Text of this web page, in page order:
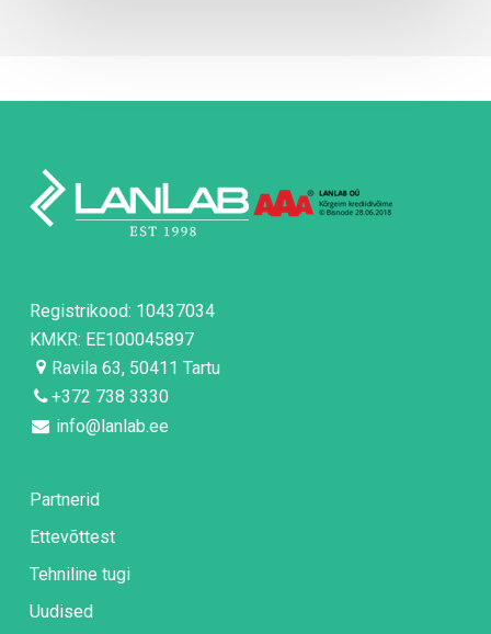
Registrikood: 10437034
KMKR: EE100045897
Ravila 63, 50411 Tartu
+372 738 3330
info@lanlab.ee
Partnerid
Ettevõttest
Tehniline tugi
Uudised